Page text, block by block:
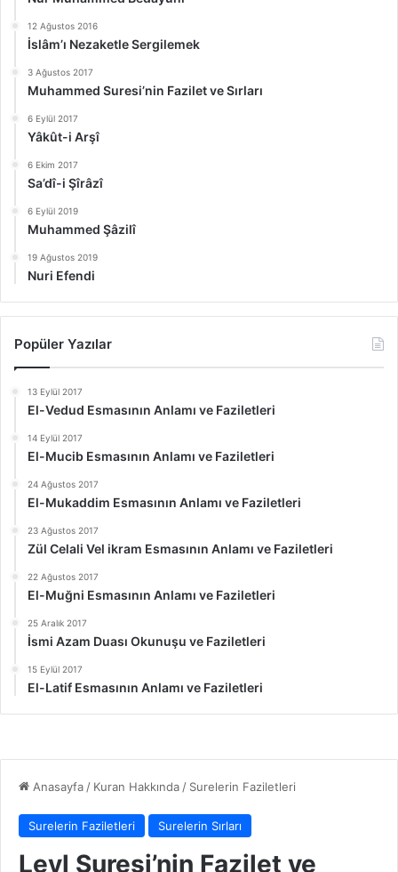
12 Ağustos 2016
İslâm’ı Nezaketle Sergilemek
3 Ağustos 2017
Muhammed Suresi’nin Fazilet ve Sırları
6 Eylül 2017
Yâkût-i Arşî
6 Ekim 2017
Sa’dî-i Şîrâzî
6 Eylül 2019
Muhammed Şâzilî
19 Ağustos 2019
Nuri Efendi
Popüler Yazılar
13 Eylül 2017
El-Vedud Esmasının Anlamı ve Faziletleri
14 Eylül 2017
El-Mucib Esmasının Anlamı ve Faziletleri
24 Ağustos 2017
El-Mukaddim Esmasının Anlamı ve Faziletleri
23 Ağustos 2017
Zül Celali Vel ikram Esmasının Anlamı ve Faziletleri
22 Ağustos 2017
El-Muğni Esmasının Anlamı ve Faziletleri
25 Aralık 2017
İsmi Azam Duası Okunuşu ve Faziletleri
15 Eylül 2017
El-Latif Esmasının Anlamı ve Faziletleri